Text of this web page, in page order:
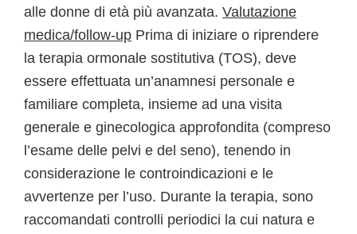
alle donne di età più avanzata. Valutazione
medica/follow-up Prima di iniziare o riprendere
la terapia ormonale sostitutiva (TOS), deve
essere effettuata un’anamnesi personale e
familiare completa, insieme ad una visita
generale e ginecologica approfondita (compreso
l’esame delle pelvi e del seno), tenendo in
considerazione le controindicazioni e le
avvertenze per l’uso. Durante la terapia, sono
raccomandati controlli periodici la cui natura e